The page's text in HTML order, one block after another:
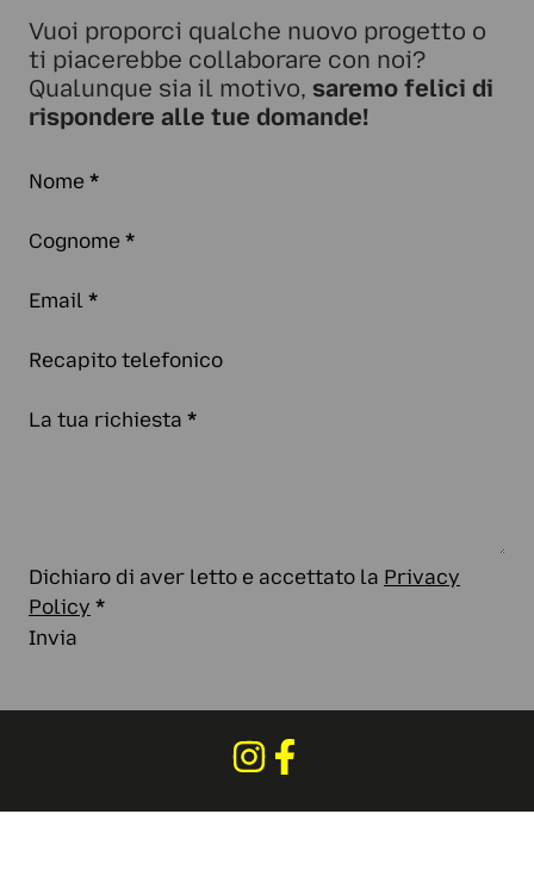
Vuoi proporci qualche nuovo progetto o
ti piacerebbe collaborare con noi?
Qualunque sia il motivo, saremo felici di
rispondere alle tue domande!
Nome *
Cognome *
Email *
Recapito telefonico
La tua richiesta *
Dichiaro di aver letto e accettato la Privacy
Policy *
Invia